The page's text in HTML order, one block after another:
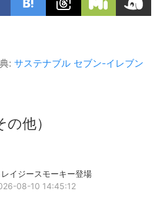
: サステナブル セブン-イレブン
他）
レイジースモーキー登場
08-10 14:45:12